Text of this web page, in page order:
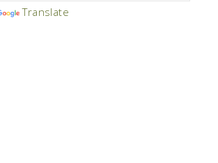
Translate